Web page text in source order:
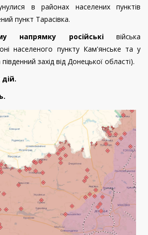
в районах населених пунктів
пункт Тарасівка.
напрямку російські війська
населеного пункту Кам'янське та у
захід від Донецької області).